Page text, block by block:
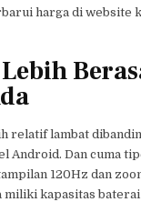
harga di website
relatif lambat
Android. Dan cuma
120Hz dan
miliki kapasitas baterai